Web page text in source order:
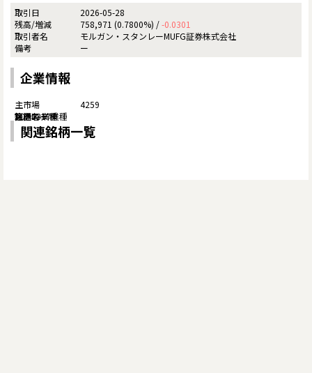
2026-05-28
758,971 (0.7800%) /-0.0301
モルガン・スタンレーMUFG証券株式会社
ー
企業情報
4259
関連銘柄一覧